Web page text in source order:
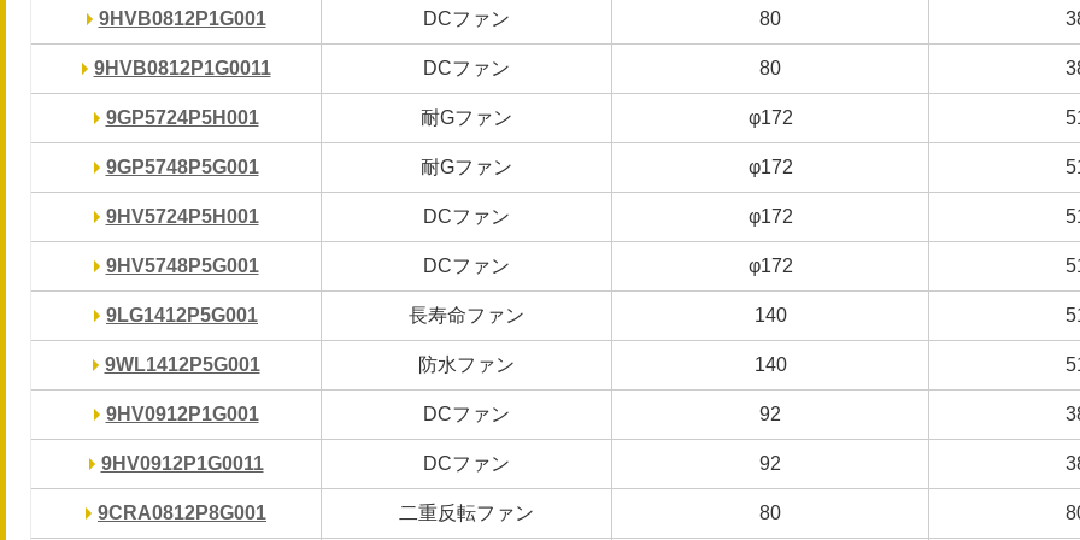
9HVB0812P1G001 DCファン 80
9HVB0812P1G0011 DCファン 80
9GP5724P5H001 耐Gファン φ172
9GP5748P5G001 耐Gファン φ172
9HV5724P5H001 DCファン φ172
9HV5748P5G001 DCファン φ172
9LG1412P5G001 長寿命ファン 140
9WL1412P5G001 防水ファン 140
9HV0912P1G001 DCファン 92
9HV0912P1G0011 DCファン 92
9CRA0812P8G001 二重反転ファン 80
9HVB0812P1G001 DCファン 80
9HVB0812P1G0011 DCファン 80
9GP5724P5H001 耐Gファン φ172
9GP5748P5G001 耐Gファン φ172
9HV5724P5H001 DCファン φ172
9HV5748P5G001 DCファン φ172
9LG1412P5G001 長寿命ファン 140
9WL1412P5G001 防水ファン 140
9HV0912P1G001 DCファン 92
9HV0912P1G0011 DCファン 92
9CRA0812P8G001 二重反転ファン 80